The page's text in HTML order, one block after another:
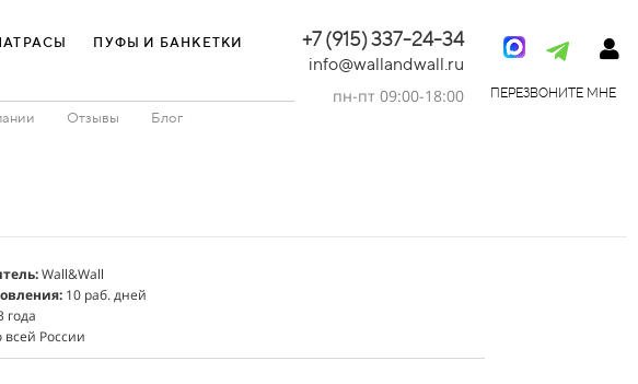
ПУФЫ И БАНКЕТКИ
Отзывы
Блог
+7 (915) 337-24-34
info@wallandwall.ru
пн-пт 09:00-18:00
ПЕРЕЗВОНИТЕ МНЕ
Wall&Wall
10 раб. дней
года
всей России